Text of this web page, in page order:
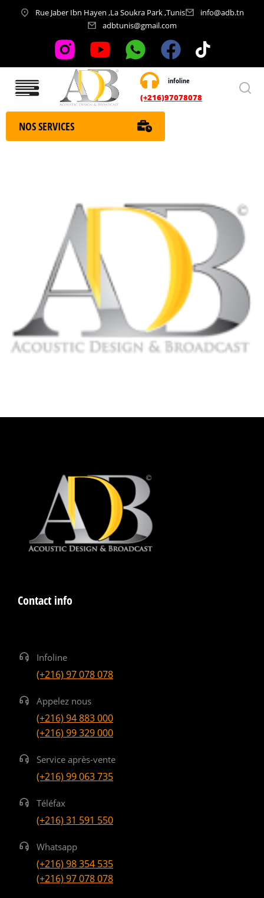
Rue Jaber Ibn Hayen ,La Soukra Park ,Tunis
info@adb.tn
adbtunis@gmail.com
infoline
(+216)97078078
Nos services
NOS SERVICES
Contact info
Infoline
(+216) 97 078 078
Appelez nous
(+216) 94 883 000
(+216) 99 329 000
Service après-vente
(+216) 99 063 735
Téléfax
(+216) 31 591 550
Whatsapp
(+216) 98 354 535
(+216) 97 078 078